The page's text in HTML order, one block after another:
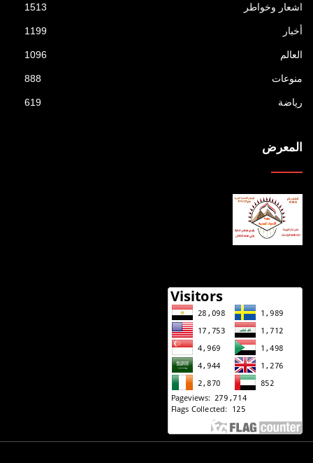
اشعار وخواطر 1513
أخبار 1199
العالم 1096
منوعات 888
رياضة 619
المعرض